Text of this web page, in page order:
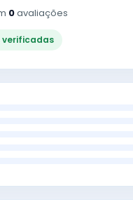
0avaliações
verificadas